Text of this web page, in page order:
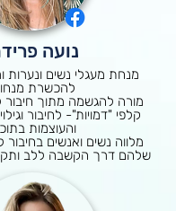
נועה
מנחת מעגלי נשים ונערות
להכשרת
מורה להגשמה מתוך חיבור
קלפי "דמויות"- לחיבור
והעוצמות
מלווה נשים ואנשים בחיבור
שלהם דרך הקשבה ללב